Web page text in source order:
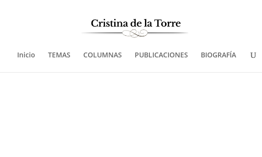
Inicio TEMAS COLUMNAS PUBLICACIONES BIOGRAFÍA